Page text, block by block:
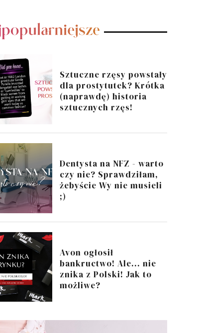
POPULARNE POSTY
Sztuczne rzęsy powstały
dla prostytutek? Krótka
(naprawdę) historia
sztucznych rzęs!
Dentysta na NFZ - warto
czy nie? Sprawdziłam,
żebyście Wy nie musieli
;)
Avon ogłosił
bankructwo! Ale... nie
znika z Polski! Jak to
możliwe?